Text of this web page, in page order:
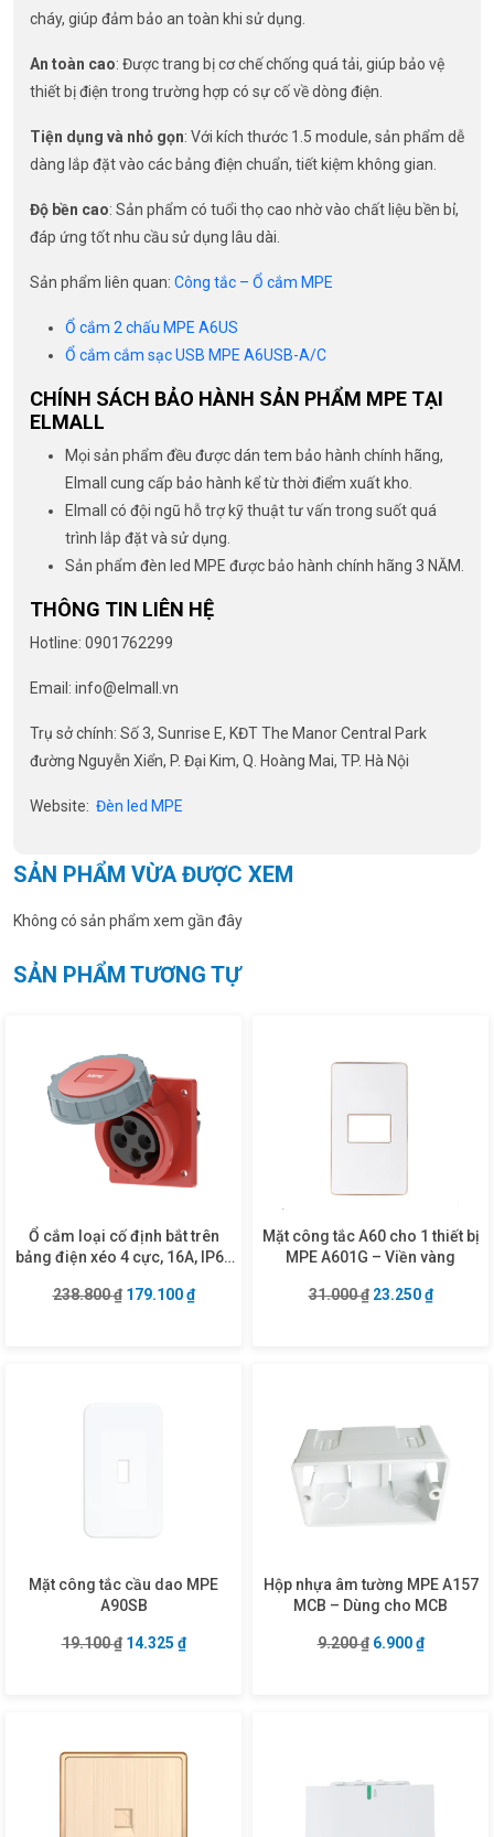
cháy, giúp đảm bảo an toàn khi sử dụng.
An toàn cao: Được trang bị cơ chế chống quá tải, giúp bảo vệ
thiết bị điện trong trường hợp có sự cố về dòng điện.
Tiện dụng và nhỏ gọn: Với kích thước 1.5 module, sản phẩm dễ
dàng lắp đặt vào các bảng điện chuẩn, tiết kiệm không gian.
Độ bền cao: Sản phẩm có tuổi thọ cao nhờ vào chất liệu bền bỉ,
đáp ứng tốt nhu cầu sử dụng lâu dài.
Sản phẩm liên quan: Công tắc – Ổ cắm MPE
Ổ cắm 2 chấu MPE A6US
Ổ cắm cắm sạc USB MPE A6USB-A/C
CHÍNH SÁCH BẢO HÀNH SẢN PHẨM MPE TẠI
ELMALL
Mọi sản phẩm đều được dán tem bảo hành chính hãng,
Elmall cung cấp bảo hành kể từ thời điểm xuất kho.
Elmall có đội ngũ hỗ trợ kỹ thuật tư vấn trong suốt quá
trình lắp đặt và sử dụng.
Sản phẩm đèn led MPE được bảo hành chính hãng 3 NĂM.
THÔNG TIN LIÊN HỆ
Hotline: 0901762299
Email: info@elmall.vn
Trụ sở chính: Số 3, Sunrise E, KĐT The Manor Central Park
đường Nguyễn Xiển, P. Đại Kim, Q. Hoàng Mai, TP. Hà Nội
Website: Đèn led MPE
SẢN PHẨM VỪA ĐƯỢC XEM
Không có sản phẩm xem gần đây
SẢN PHẨM TƯƠNG TỰ
Ổ cắm loại cố định bắt trên
bảng điện xéo 4 cực, 16A, IP67
238.800₫ Giá gốc là: 238.800 ₫.
179.100₫Giá hiện tại là: 179.100 ₫.
Mặt công tắc A60 cho 1 thiết bị
MPE A601G – Viền vàng
31.000₫ Giá gốc là:
23.250₫Giá hiện
Mặt công tắc cầu dao MPE
A90SB
19.100₫ Giá gốc là: 19.100 ₫.
14.325 ₫Giá hiện tại là: 14.325 ₫.
Hộp nhựa âm tường MPE A157
MCB – Dùng cho MCB
9.200₫ Giá gốc là: 9.200
6.900₫Giá hiện